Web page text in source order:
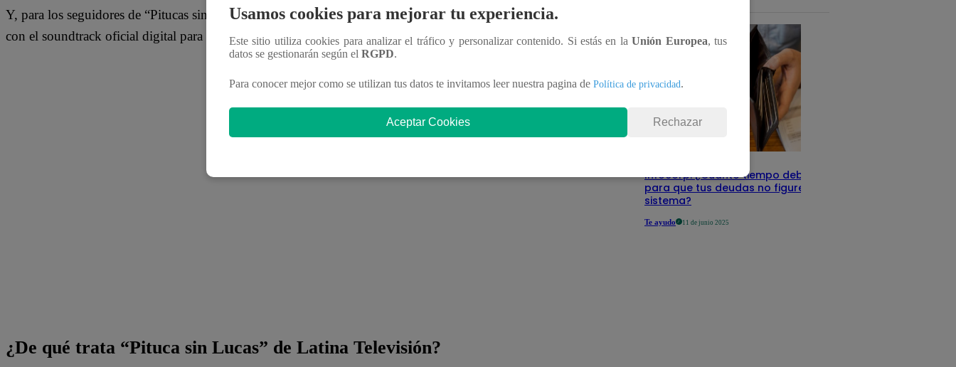
Y, para los seguidores de “Pitucas sin Lucas”, en Latina Televisión hemos creado una ‘playlist’ en Spotify
con el soundtrack oficial digital para que la disfrutes a cualquier hora del día.
¿De qué trata “Pituca sin Lucas” de Latina Televisión?
Infocorp: ¿Cuánto tiempo debe pasar
para que tus deudas no figuren en su
sistema?
Te ayudo 11 de junio 2025
Usamos cookies para mejorar tu experiencia.
Este sitio utiliza cookies para analizar el tráfico y personalizar contenido. Si estás en laUnión Europea, tus
datos se gestionarán según el RGPD.
Para conocer mejor como se utilizan tus datos te invitamos leer nuestra pagina de Política de privacidad.
Aceptar Cookies Rechazar